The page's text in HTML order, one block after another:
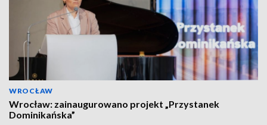
WROCŁAW
Wrocław: zainaugurowano projekt „Przystanek
Dominikańska”